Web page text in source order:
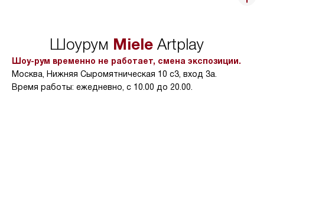
Шоурум MieleArtplay
Шоу-рум временно не работает, смена экспозиции.
Москва, Нижняя Сыромятническая 10 с3, вход 3а.
Время работы: ежедневно, с 10.00 до 20.00.